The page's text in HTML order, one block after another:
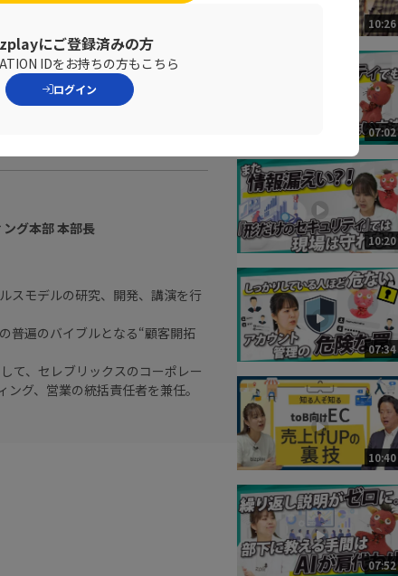
グ本部 本部長
スモデルの研究、開発、講演を行
普遍のバイブルとなる“顧客開拓
て、セレブリックスのコーポレー
グ、営業の統括責任者を兼任。
10:26
07:02
10:20
07:34
10:40
07:52
にご登録済みの方
IDをお持ちの方もこちら
ログイン